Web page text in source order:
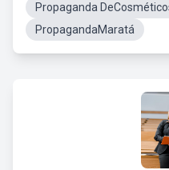
Propaganda
PropagandaMaratá